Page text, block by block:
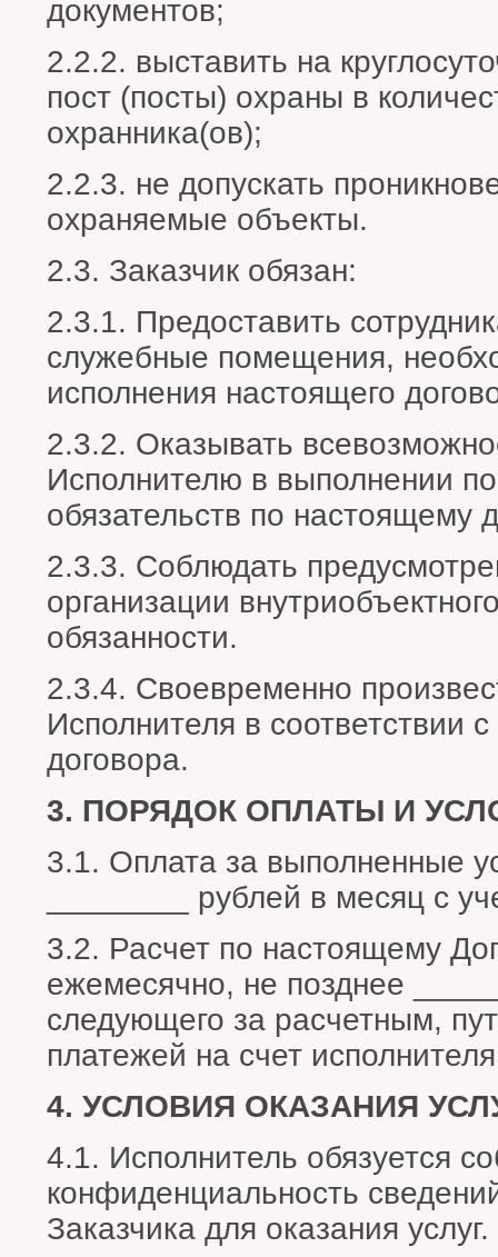
документов;
2.2.2. выставить на
пост (посты) охраны в
охранника(ов);
2.2.3. не допускать
охраняемые объекты.
2.3. Заказчик обязан:
2.3.1. Предоставить
служебные помещения,
исполнения настоящего
2.3.2. Оказывать
Исполнителю в выполнении
обязательств по настоящему
2.3.3. Соблюдать
организации
обязанности.
2.3.4. Своевременно
Исполнителя в соответствии
договора.
3. ПОРЯДОК ОПЛАТЫ И
3.1. Оплата за выполненные
________ рублей в месяц с
3.2. Расчет по настоящему
ежемесячно, не позднее
следующего за расчетным,
платежей на счет
4. УСЛОВИЯ ОКАЗАНИЯ
4.1. Исполнитель обязуется
конфиденциальность
Заказчика для оказания услуг.